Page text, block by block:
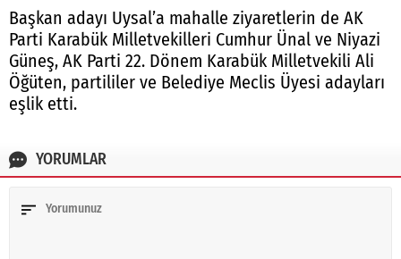
Başkan adayı Uysal’a mahalle ziyaretlerin de AK
Parti Karabük Milletvekilleri Cumhur Ünal ve Niyazi
Güneş, AK Parti 22. Dönem Karabük Milletvekili Ali
Öğüten, partililer ve Belediye Meclis Üyesi adayları
eşlik etti.
YORUMLAR